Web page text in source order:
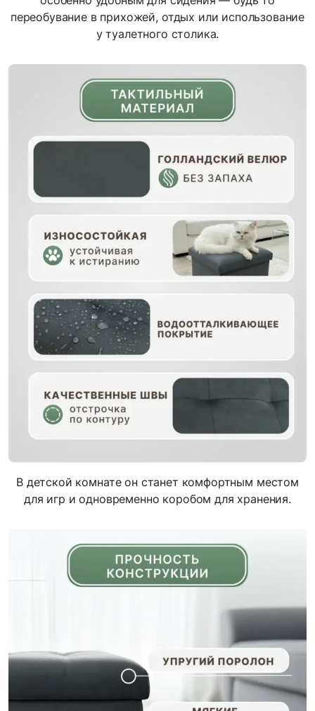
переобувание в прихожей, отдых или использование
у туалетного столика.
В детской комнате он станет комфортным местом
для игр и одновременно коробом для хранения.